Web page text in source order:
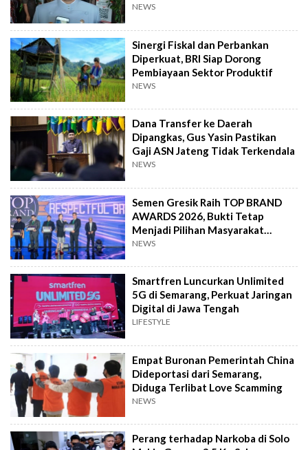
NEWS
Sinergi Fiskal dan Perbankan
Diperkuat, BRI Siap Dorong
Pembiayaan Sektor Produktif
NEWS
Dana Transfer ke Daerah
Dipangkas, Gus Yasin Pastikan
Gaji ASN Jateng Tidak Terkendala
NEWS
Semen Gresik Raih TOP BRAND
AWARDS 2026, Bukti Tetap
Menjadi Pilihan Masyarakat
Indonesia
NEWS
Smartfren Luncurkan Unlimited
5G di Semarang, Perkuat Jaringan
Digital di Jawa Tengah
LIFESTYLE
Empat Buronan Pemerintah China
Dideportasi dari Semarang,
Diduga Terlibat Love Scamming
NEWS
Perang terhadap Narkoba di Solo